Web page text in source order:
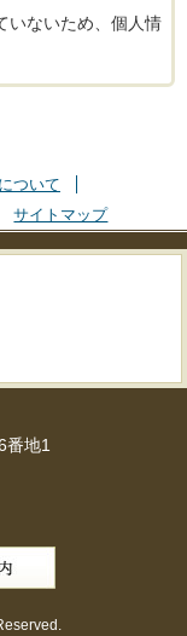
いないため、個人情
ついて
サイトマップ
番地1